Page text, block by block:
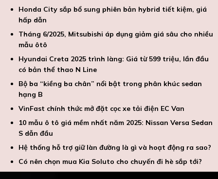
Honda City sắp bổ sung phiên bản hybrid tiết kiệm, giá
hấp dẫn
Tháng 6/2025, Mitsubishi áp dụng giảm giá sâu cho nhiều
mẫu ôtô
Hyundai Creta 2025 trình làng: Giá từ 599 triệu, lần đầu
có bản thể thao N Line
Bộ ba “kiềng ba chân” nổi bật trong phân khúc sedan
hạng B
VinFast chính thức mở đặt cọc xe tải điện EC Van
10 mẫu ô tô giá mềm nhất năm 2025: Nissan Versa Sedan
S dẫn đầu
Hệ thống hỗ trợ giữ làn đường là gì và hoạt động ra sao?
Có nên chọn mua Kia Soluto cho chuyến đi hè sắp tới?